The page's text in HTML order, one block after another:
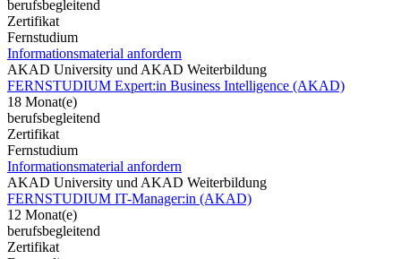
berufsbegleitend
Zertifikat
Fernstudium
Informationsmaterial anfordern
AKAD University und AKAD Weiterbildung
FERNSTUDIUM Expert:in Business Intelligence (AKAD)
18 Monat(e)
berufsbegleitend
Zertifikat
Fernstudium
Informationsmaterial anfordern
AKAD University und AKAD Weiterbildung
FERNSTUDIUM IT-Manager:in (AKAD)
12 Monat(e)
berufsbegleitend
Zertifikat